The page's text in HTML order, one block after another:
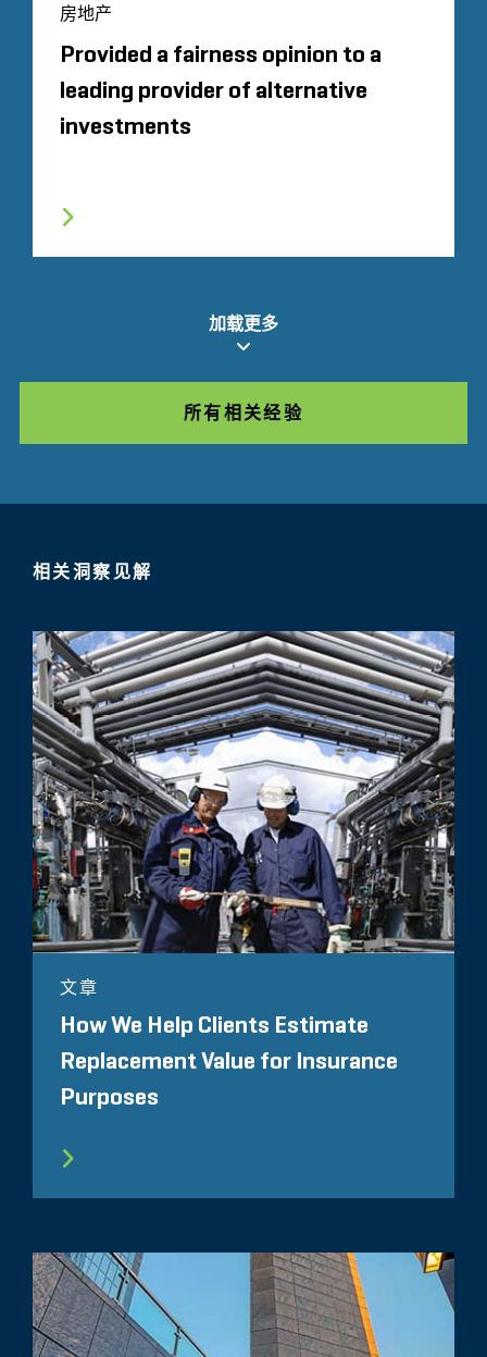
房地产
Provided a fairness opinion to a
leading provider of alternative
investments
加载更多
所有相关经验
相关洞察见解
文章
How We Help Clients Estimate
Replacement Value for Insurance
Purposes